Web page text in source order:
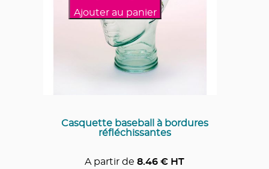
Ajouter au panier
Casquette baseball à bordures
réfléchissantes
A partir de 8.46 € HT